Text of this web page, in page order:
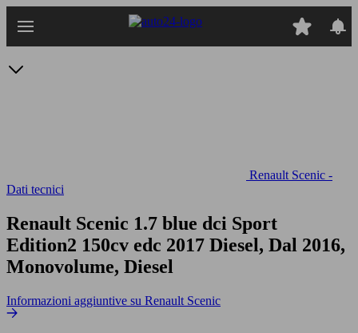
Renault Scenic -
Dati tecnici
Renault Scenic 1.7 blue dci Sport
Edition2 150cv edc 2017 Diesel, Dal 2016,
Monovolume, Diesel
Informazioni aggiuntive su Renault Scenic